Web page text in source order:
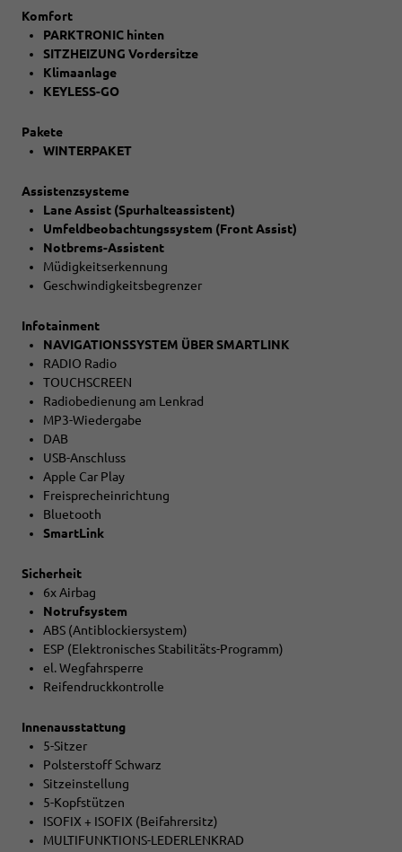
Komfort
PARKTRONIC hinten
SITZHEIZUNG Vordersitze
Klimaanlage
KEYLESS-GO
Pakete
WINTERPAKET
Assistenzsysteme
Lane Assist (Spurhalteassistent)
Umfeldbeobachtungssystem (Front Assist)
Notbrems-Assistent
Müdigkeitserkennung
Geschwindigkeitsbegrenzer
Infotainment
NAVIGATIONSSYSTEM ÜBER SMARTLINK
RADIO Radio
TOUCHSCREEN
Radiobedienung am Lenkrad
MP3-Wiedergabe
DAB
USB-Anschluss
Apple Car Play
Freisprecheinrichtung
Bluetooth
SmartLink
Sicherheit
6x Airbag
Notrufsystem
ABS (Antiblockiersystem)
ESP (Elektronisches Stabilitäts-Programm)
el. Wegfahrsperre
Reifendruckkontrolle
Innenausstattung
5-Sitzer
Polsterstoff Schwarz
Sitzeinstellung
5-Kopfstützen
ISOFIX + ISOFIX (Beifahrersitz)
MULTIFUNKTIONS-LEDERLENKRAD